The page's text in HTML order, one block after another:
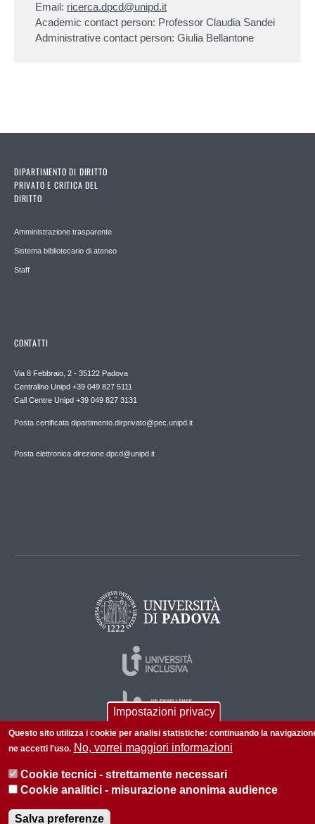
Email: ricerca.dpcd@unipd.it
Academic contact person: Professor Claudia Sandei
Administrative contact person: Giulia Bellantone
DIPARTIMENTO DI DIRITTO
PRIVATO E CRITICA DEL
DIRITTO
Amministrazione trasparente
Sistema bibliotecario di ateneo
Staff
CONTATTI
Via 8 Febbraio, 2 - 35122 Padova
Centralino Unipd +39 049 827 5111
Call Centre Unipd +39 049 827 3131
Posta certificata dipartimento.dirprivato@pec.unipd.it
Posta elettronica direzione.dpcd@unipd.it
P.I. 00742430283 C.F. 80006480281
Informazioni sul sito
Impostazioni privacy
Questo sito utilizza i cookie per analisi statistiche: continuando la
ne accetti l'uso. No, vorrei maggiori informazioni
Cookie tecnici - strettamente necessari
Cookie analitici - misurazione anonima audience
Salva preferenze